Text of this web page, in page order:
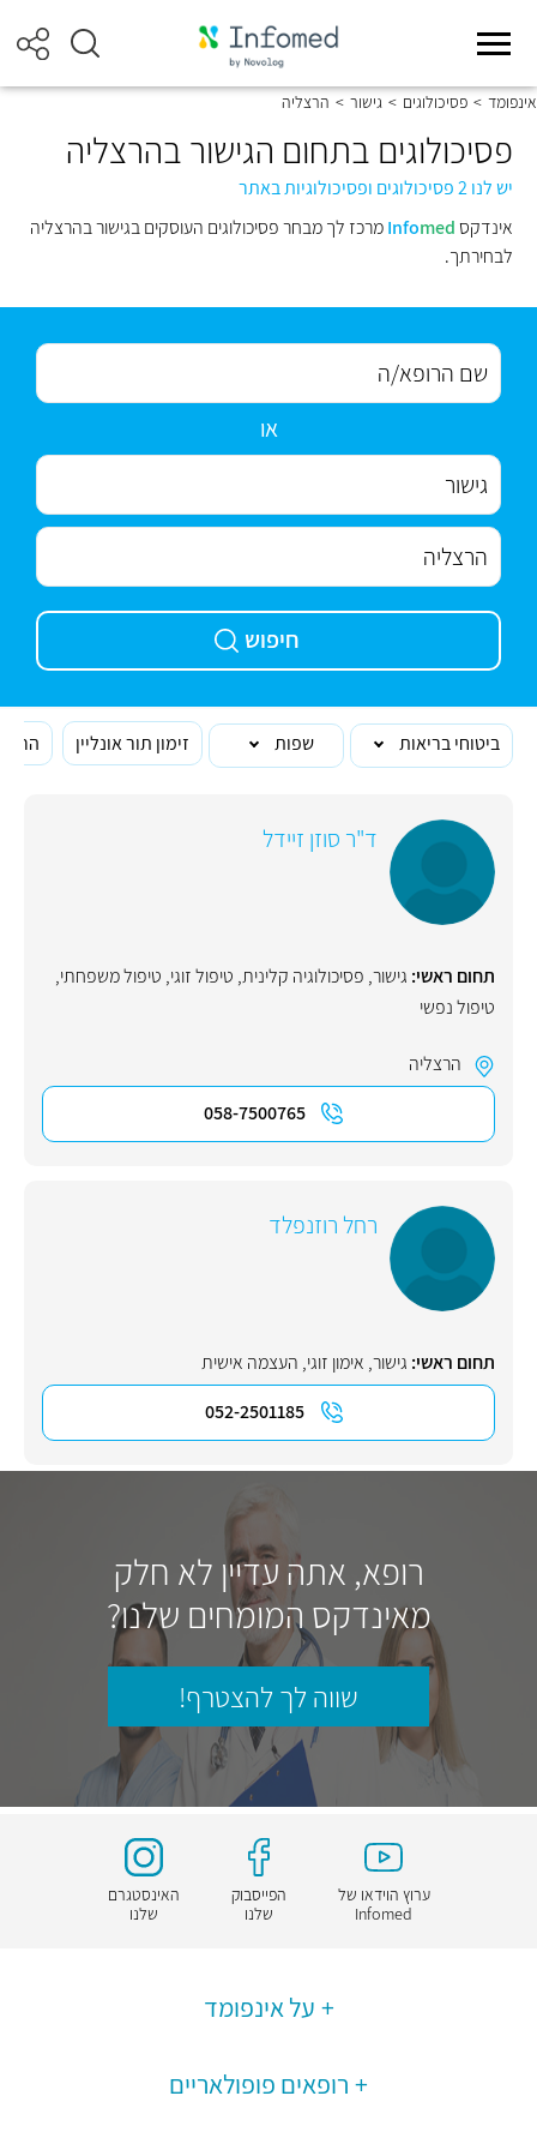
אינפומד > פסיכולוגים > גישור > הרצליה
פסיכולוגים בתחום הגישור בהרצליה
יש לנו 2 פסיכולוגים ופסיכולוגיות באתר
אינדקס
Infomed
מרכז לך מבחר פסיכולוגים העוסקים בגישור בהרצליה
לבחירתך.
או
חיפוש
ביטוחי בריאות שפות זימון תור אונליין
ד"ר סוזן זיידל
תחום ראשי: גישור, פסיכולוגיה קלינית, טיפול זוגי, טיפול משפחתי,
טיפול נפשי
הרצליה
058-7500765
רחל רוזנפלד
תחום ראשי: גישור, אימון זוגי, העצמה אישית
052-2501185
רופא, אתה עדיין לא חלק
מאינדקס המומחים שלנו?
שווה לך להצטרף!
ערוץ הוידאו של
Infomed
הפייסבוק
שלנו
האינסטגרם
שלנו
על אינפומד
רופאים פופולאריים